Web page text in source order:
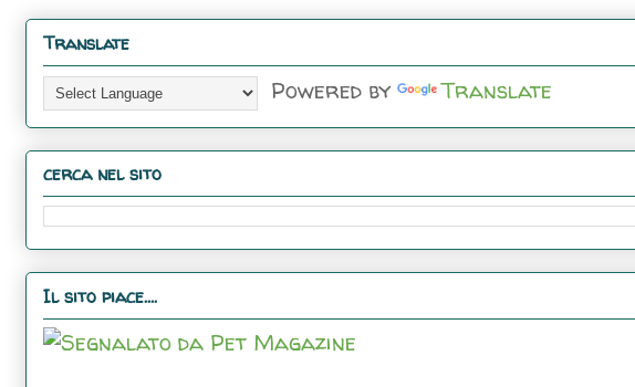
Translate
Powered by Translate
cerca nel sito
Il sito piace....